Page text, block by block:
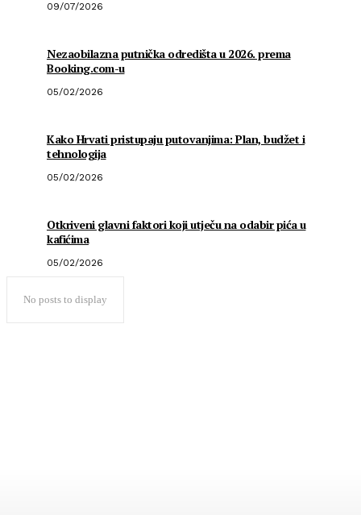
09/07/2026
Nezaobilazna putnička odredišta u 2026. prema
Booking.com-u
05/02/2026
Kako Hrvati pristupaju putovanjima: Plan, budžet i
tehnologija
05/02/2026
Otkriveni glavni faktori koji utječu na odabir pića u
kafićima
05/02/2026
No posts to display